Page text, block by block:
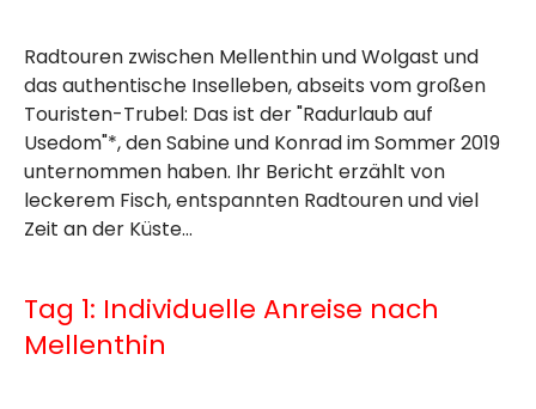
Radtouren zwischen Mellenthin und Wolgast und
das authentische Inselleben, abseits vom großen
Touristen-Trubel: Das ist der "Radurlaub auf
Usedom"*, den Sabine und Konrad im Sommer 2019
unternommen haben. Ihr Bericht erzählt von
leckerem Fisch, entspannten Radtouren und viel
Zeit an der Küste...
Tag 1: Individuelle Anreise nach
Mellenthin